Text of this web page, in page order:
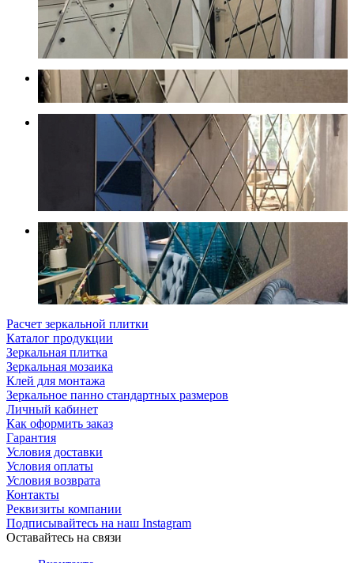
Расчет зеркальной плитки
Каталог продукции
Зеркальная плитка
Зеркальная мозаика
Клей для монтажа
Зеркальное панно стандартных размеров
Личный кабинет
Как оформить заказ
Гарантия
Условия доставки
Условия оплаты
Условия возврата
Контакты
Реквизиты компании
Подписывайтесь на наш Instagram
Оставайтесь на связи